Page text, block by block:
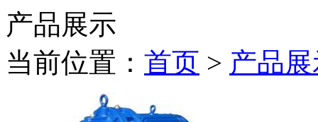
产品展示
当前位置： 首页 > 产品